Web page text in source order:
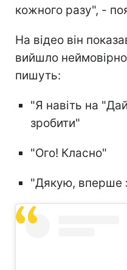
кожного разу", -
На відео він
вийшло
пишуть:
"Я навіть на
зробити"
"Ого! Класно"
"Дякую, вперше